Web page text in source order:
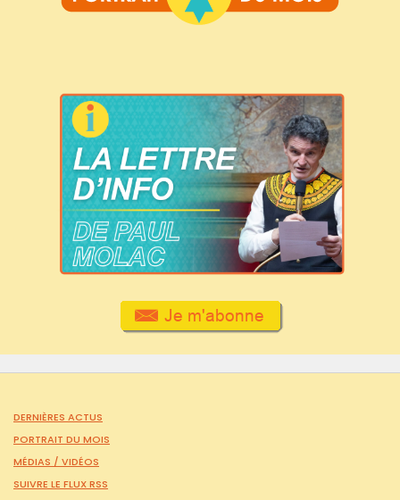
DERNIÈRES ACTUS
PORTRAIT DU MOIS
MÉDIAS / VIDÉOS
SUIVRE LE FLUX RSS